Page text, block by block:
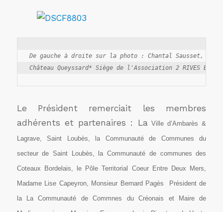
De gauche à droite sur la photo : Chantal Sausset,
Le Président remerciait les membres
adhérents et partenaires : LaVille d’Ambarès &
Lagrave, Saint Loubès, la Communauté de Communes du
secteur de Saint Loubès, la Communauté de communes des
Coteaux Bordelais, le Pôle Territorial Coeur Entre Deux Mers,
Madame Lise Capeyron, Monsieur Bernard Pagès Président de
la
LaCommunauté de Commnes du Créonais et Maire de